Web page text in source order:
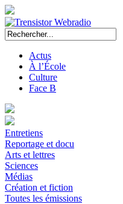
Actus
À l’École
Culture
Face B
Entretiens
Reportage et docu
Arts et lettres
Sciences
Médias
Création et fiction
Toutes les émissions